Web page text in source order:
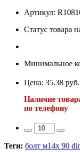
Артикул:
Статус товара
Минимальное
Цена: 35.38
Наличие
по телефону
Теги: болт м14х 90